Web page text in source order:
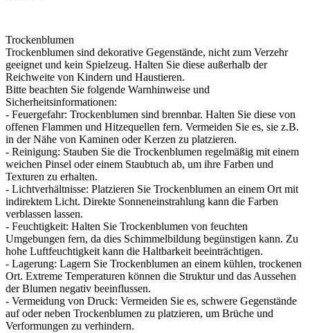
Trockenblumen
Trockenblumen sind dekorative Gegenstände, nicht zum Verzehr
geeignet und kein Spielzeug. Halten Sie diese außerhalb der
Reichweite von Kindern und Haustieren.
Bitte beachten Sie folgende Warnhinweise und
Sicherheitsinformationen:
- Feuergefahr: Trockenblumen sind brennbar. Halten Sie diese von
offenen Flammen und Hitzequellen fern. Vermeiden Sie es, sie z.B.
in der Nähe von Kaminen oder Kerzen zu platzieren.
- Reinigung: Stauben Sie die Trockenblumen regelmäßig mit einem
weichen Pinsel oder einem Staubtuch ab, um ihre Farben und
Texturen zu erhalten.
- Lichtverhältnisse: Platzieren Sie Trockenblumen an einem Ort mit
indirektem Licht. Direkte Sonneneinstrahlung kann die Farben
verblassen lassen.
- Feuchtigkeit: Halten Sie Trockenblumen von feuchten
Umgebungen fern, da dies Schimmelbildung begünstigen kann. Zu
hohe Luftfeuchtigkeit kann die Haltbarkeit beeinträchtigen.
- Lagerung: Lagern Sie Trockenblumen an einem kühlen, trockenen
Ort. Extreme Temperaturen können die Struktur und das Aussehen
der Blumen negativ beeinflussen.
- Vermeidung von Druck: Vermeiden Sie es, schwere Gegenstände
auf oder neben Trockenblumen zu platzieren, um Brüche und
Verformungen zu verhindern.